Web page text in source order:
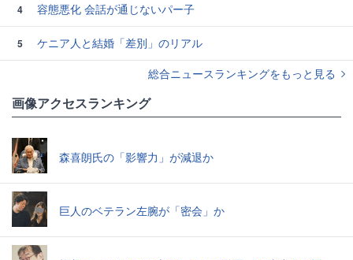
4 容態悪化 会話が通じないパー子
5
ケニア人と結婚「差別」のリアル
総合ニュースランキングをもっと見る
画像アクセスランキング
森喜朗氏の「影響力」が減退か
巨人のベテラン左腕が「密会」か